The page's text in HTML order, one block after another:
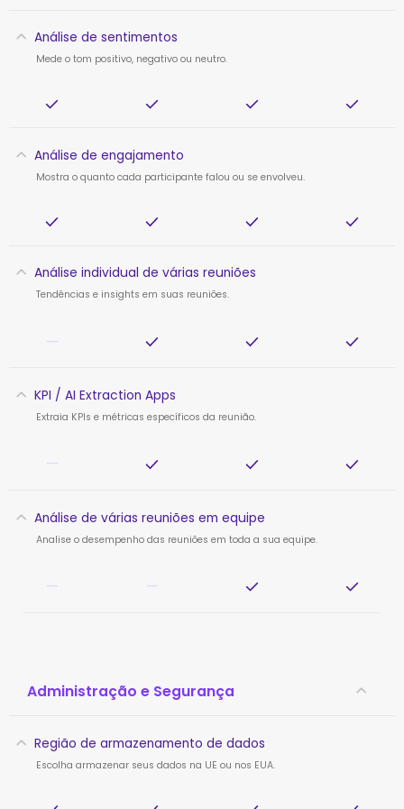
Análise de sentimentos
Mede o tom positivo, negativo ou neutro.
Análise de engajamento
Mostra o quanto cada participante falou ou se envolveu.
Análise individual de várias reuniões
Tendências e insights em suas reuniões.
—
KPI / AI Extraction Apps
Extraia KPIs e métricas específicos da reunião.
—
Análise de várias reuniões em equipe
Analise o desempenho das reuniões em toda a sua equipe.
— —
Administração e Segurança
Região de armazenamento de dados
Escolha armazenar seus dados na UE ou nos EUA.